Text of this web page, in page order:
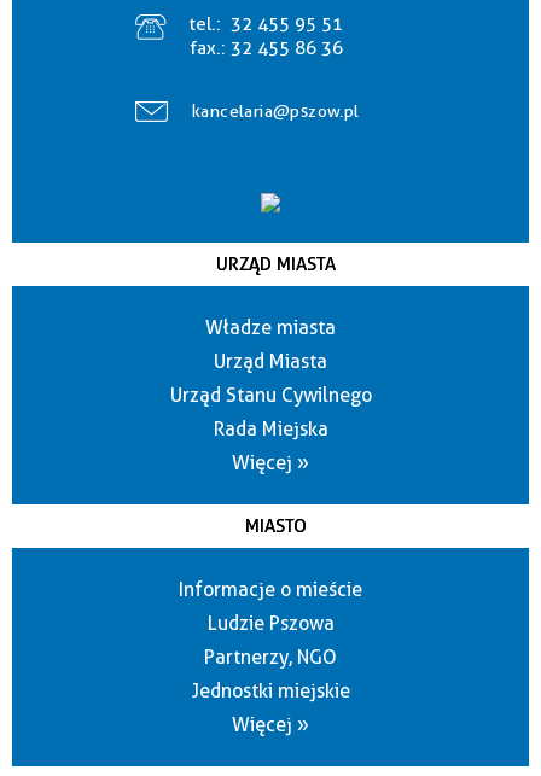
tel.: 32 455 95 51
fax.: 32 455 86 36
kancelaria@pszow.pl
URZĄD MIASTA
Władze miasta
Urząd Miasta
Urząd Stanu Cywilnego
Rada Miejska
Więcej »
MIASTO
Informacje o mieście
Ludzie Pszowa
Partnerzy, NGO
Jednostki miejskie
Więcej »